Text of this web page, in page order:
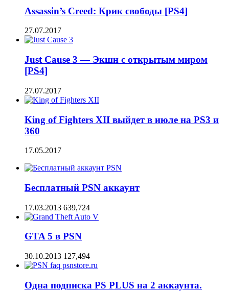
Assassin’s Creed: Крик свободы [PS4]
27.07.2017
Just Cause 3 — Экшн с открытым миром
[PS4]
27.07.2017
King of Fighters XII выйдет в июле на PS3 и
360
17.05.2017
Бесплатный PSN аккаунт
17.03.2013 639,724
GTA 5 в PSN
30.10.2013 127,494
Одна подписка PS PLUS на 2 аккаунта.